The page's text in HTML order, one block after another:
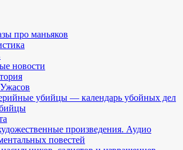
про маньяков
новости
убийцы — календарь убойных дел
произведения. Аудио
повестей